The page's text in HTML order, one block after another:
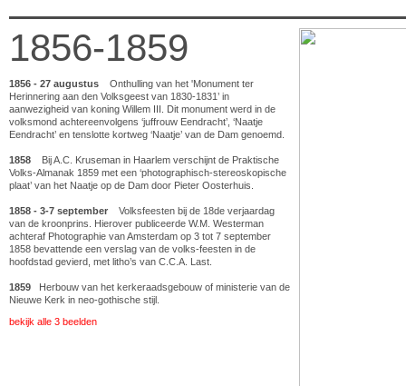
1856-1859
1856 - 27 augustus Onthulling van het 'Monument ter
Herinnering aan den Volksgeest van 1830-1831’ in
aanwezigheid van koning Willem III. Dit monument werd in de
volksmond achtereenvolgens ‘juffrouw Eendracht’, ‘Naatje
Eendracht’ en tenslotte kortweg ‘Naatje’ van de Dam genoemd.
1858
Bij A.C. Kruseman in Haarlem verschijnt de Praktische
Volks-Almanak 1859 met een ‘photographisch-stereoskopische
plaat’ van het Naatje op de Dam door Pieter Oosterhuis.
1858 - 3-7 september
Volksfeesten bij de 18de verjaardag
van de kroonprins. Hierover publiceerde W.M. Westerman
achteraf Photographie van Amsterdam op 3 tot 7 september
1858 bevattende een verslag van de volks-feesten in de
hoofdstad gevierd, met litho’s van C.C.A. Last.
1859
Herbouw van het kerkeraadsgebouw of ministerie van de
Nieuwe Kerk in neo-gothische stijl.
bekijk alle 3 beelden